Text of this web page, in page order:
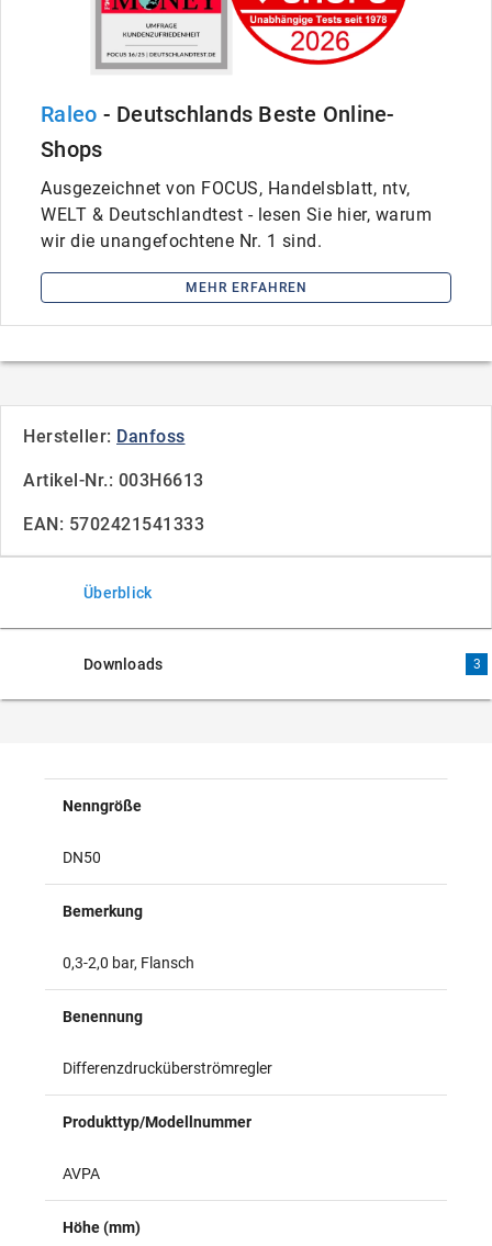
Raleo - Deutschlands Beste Online-
Shops
Ausgezeichnet von FOCUS, Handelsblatt, ntv,
WELT & Deutschlandtest - lesen Sie hier, warum
wir die unangefochtene Nr. 1 sind.
MEHR ERFAHREN
Hersteller: Danfoss
Artikel-Nr.: 003H6613
EAN: 5702421541333
Überblick
Downloads 3
Nenngröße
DN50
Bemerkung
0,3-2,0 bar, Flansch
Benennung
Differenzdrucküberströmregler
Produkttyp/Modellnummer
AVPA
Höhe (mm)